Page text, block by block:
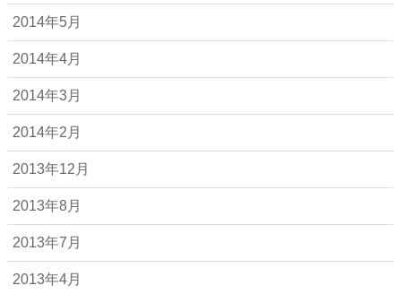
2014年5月
2014年4月
2014年3月
2014年2月
2013年12月
2013年8月
2013年7月
2013年4月